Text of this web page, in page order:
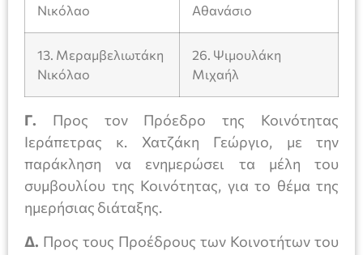
Νικόλαο
Αθανάσιο
13. Μεραμβελιωτάκη
Νικόλαο
26. Ψιμουλάκη
Μιχαήλ
Γ. Προς τον Πρόεδρο της Κοινότητας
Ιεράπετρας κ. Χατζάκη Γεώργιο, με την
παράκληση να ενημερώσει τα μέλη του
συμβουλίου της Κοινότητας, για το θέμα της
ημερήσιας διάταξης.
Δ. Προς τους Προέδρους των Κοινοτήτων του